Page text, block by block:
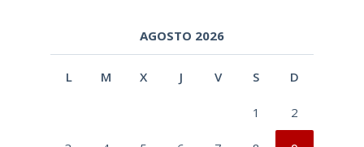
AGOSTO 2026
L M X J V S D
1 2